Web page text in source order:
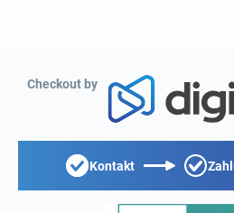
Checkout by
Kontakt